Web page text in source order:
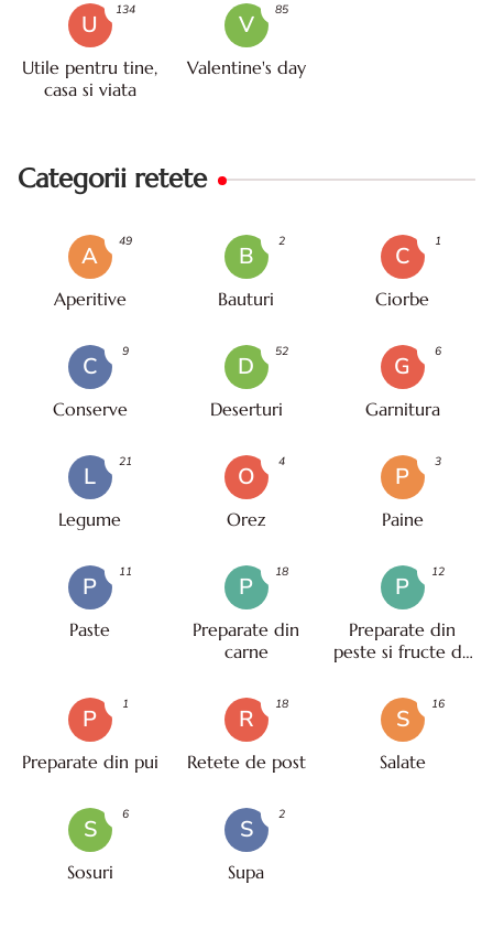
U
Utile pentru tine,
casa si viata
134
V
Valentine's day
85
Categorii retete
A
Aperitive
49
B
Bauturi
2
C
Ciorbe
1
C
Conserve
9
D
Deserturi
52
G
Garnitura
6
L
Legume
21
O
Orez
4
P
Paine
3
P
Paste
11
P
Preparate din
carne
18
P
Preparate din
peste si fructe de
12
P
Preparate din pui
1
R
Retete de post
18
S
Salate
16
S
Sosuri
6
S
Supa
2